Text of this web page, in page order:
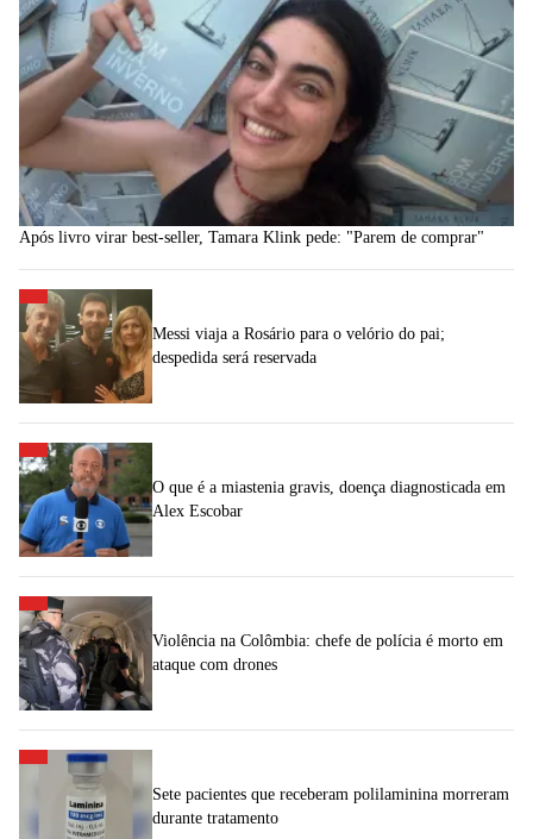
Após livro virar best-seller, Tamara Klink pede: "Parem de comprar"
Messi viaja a Rosário para o velório do pai;
despedida será reservada
O que é a miastenia gravis, doença diagnosticada em
Alex Escobar
Violência na Colômbia: chefe de polícia é morto em
ataque com drones
Sete pacientes que receberam polilaminina morreram
durante tratamento